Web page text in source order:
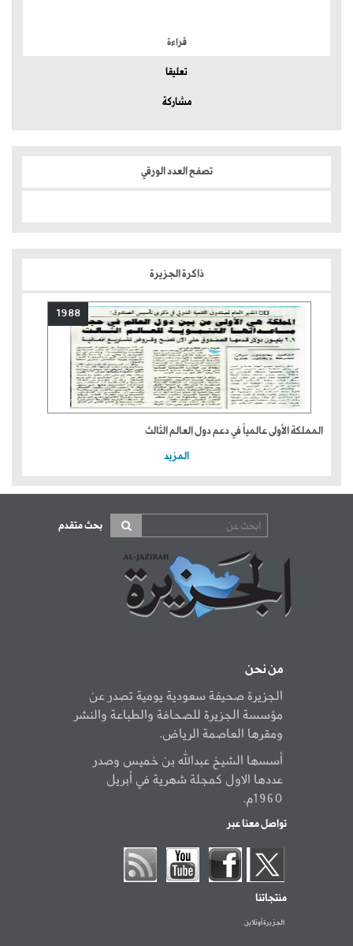
قراءة
تعليقا
مشاركة
تصفح العدد الورقي
ذاكرة الجزيرة
1988
المملكة الأولى عالمياً في دعم دول العالم الثالث
المزيد
بحث متقدم
من نحن
الجزيرة صحيفة سعودية يومية تصدر عن
مؤسسة الجزيرة للصحافة والطباعة والنشر
ومقرها العاصمة الرياض.
أسسها الشيخ عبدالله بن خميس وصدر
عددها الاول كمجلة شهرية في أبريل
1960م.
تواصل معنا عبر
منتجاتنا
الجزيرة أونلاين